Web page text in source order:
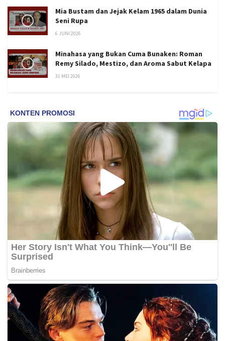
Mia Bustam dan Jejak Kelam 1965 dalam Dunia
Seni Rupa
6 JUNI 2026
Minahasa yang Bukan Cuma Bunaken: Roman
Remy Silado, Mestizo, dan Aroma Sabut Kelapa
31 MEI 2026